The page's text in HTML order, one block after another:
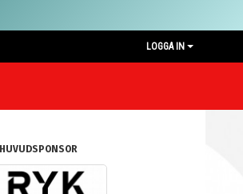
LOGGA IN
HUVUDSPONSOR